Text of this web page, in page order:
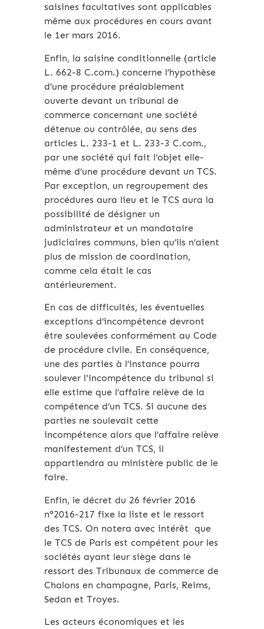
saisines facultatives sont applicables
même aux procédures en cours avant
le 1er mars 2016.
Enfin, la saisine conditionnelle (article
L. 662-8 C.com.) concerne l’hypothèse
d’une procédure préalablement
ouverte devant un tribunal de
commerce concernant une société
détenue ou contrôlée, au sens des
articles L. 233-1 et L. 233-3 C.com.,
par une société qui fait l’objet elle-
même d’une procédure devant un TCS.
Par exception, un regroupement des
procédures aura lieu et le TCS aura la
possibilité de désigner un
administrateur et un mandataire
judiciaires communs, bien qu’ils n’aient
plus de mission de coordination,
comme cela était le cas
antérieurement.
En cas de difficultés, les éventuelles
exceptions d’incompétence devront
être soulevées conformément au Code
de procédure civile. En conséquence,
une des parties à l’instance pourra
soulever l'incompétence du tribunal si
elle estime que l’affaire relève de la
compétence d’un TCS. Si aucune des
parties ne soulevait cette
incompétence alors que l’affaire relève
manifestement d’un TCS, il
appartiendra au ministère public de le
faire.
Enfin, le décret du 26 février 2016
n°2016-217 fixe la liste et le ressort
des TCS. On notera avec intérêt que
le TCS de Paris est compétent pour les
sociétés ayant leur siège dans le
ressort des Tribunaux de commerce de
Chalons en champagne, Paris, Reims,
Sedan et Troyes.
Les acteurs économiques et les